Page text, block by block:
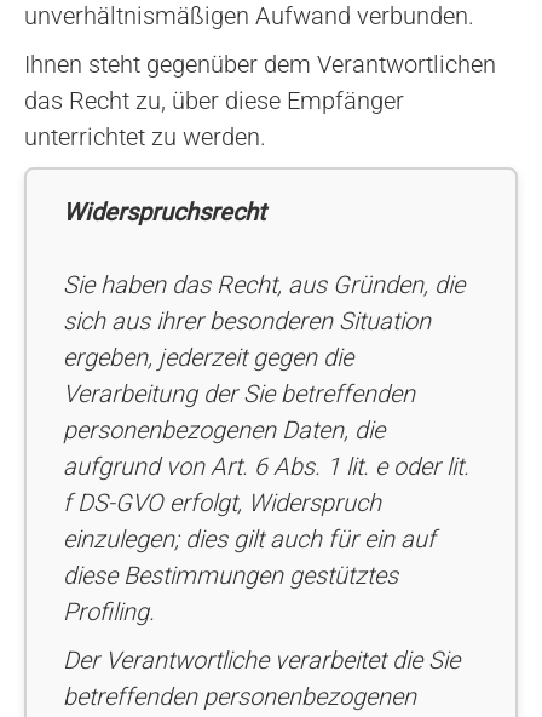
unverhältnismäßigen Aufwand verbunden.
Ihnen steht gegenüber dem Verantwortlichen
das Recht zu, über diese Empfänger
unterrichtet zu werden.
Widerspruchsrecht
Sie haben das Recht, aus Gründen, die
sich aus ihrer besonderen Situation
ergeben, jederzeit gegen die
Verarbeitung der Sie betreffenden
personenbezogenen Daten, die
aufgrund von Art. 6 Abs. 1 lit. e oder lit.
f DS-GVO erfolgt, Widerspruch
einzulegen; dies gilt auch für ein auf
diese Bestimmungen gestütztes
Profiling.
Der Verantwortliche verarbeitet die Sie
betreffenden personenbezogenen